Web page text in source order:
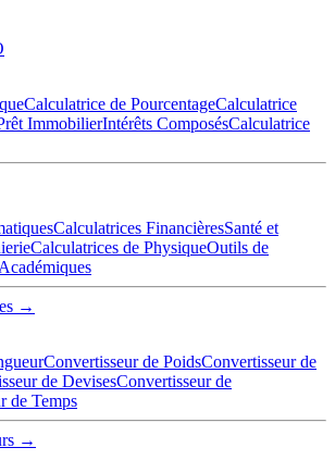
Calculatrice de PourcentageCalculatrice
ImmobilierIntérêts ComposésCalculatrice
Calculatrices FinancièresSanté et
Calculatrices de PhysiqueOutils de
→
Convertisseur de PoidsConvertisseur de
de DevisesConvertisseur de
de Temps
→